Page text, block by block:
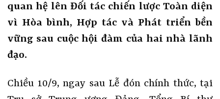
quan hệ lên Đối tác chiến lược Toàn diện
vì Hòa bình, Hợp tác và Phát triển bền
vững sau cuộc hội đàm của hai nhà lãnh
đạo.
Chiều 10/9, ngay sau Lễ đón chính thức, tại